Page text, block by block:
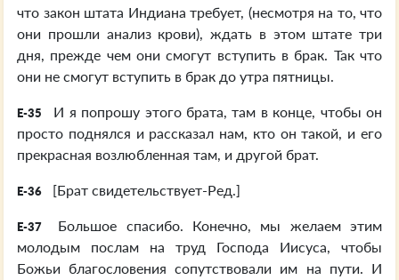
что закон штата Индиана требует, (несмотря на то, что
они прошли анализ крови), ждать в этом штате три
дня, прежде чем они смогут вступить в брак. Так что
они не смогут вступить в брак до утра пятницы.
E-35
И я попрошу этого брата, там в конце, чтобы он
просто поднялся и рассказал нам, кто он такой, и его
прекрасная возлюбленная там, и другой брат.
E-36 [Брат свидетельствует-Ред.]
E-37
Большое спасибо. Конечно, мы желаем этим
молодым послам на труд Господа Иисуса, чтобы
Божьи благословения сопутствовали им на пути. И